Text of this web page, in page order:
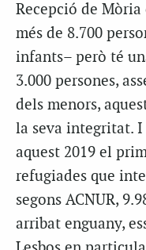
Recepció de
més de 8.700
infants– però té
3.000 persones,
dels menors,
la seva integritat. I
aquest 2019 el
refugiades que
segons ACNUR,
arribat enguany,